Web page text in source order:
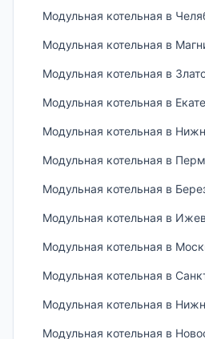
Модульная котельная в
Модульная котельная в
Модульная котельная в
Модульная котельная в
Модульная котельная в
Модульная котельная в
Модульная котельная в
Модульная котельная в
Модульная котельная в
Модульная котельная в
Модульная котельная в
Модульная котельная в